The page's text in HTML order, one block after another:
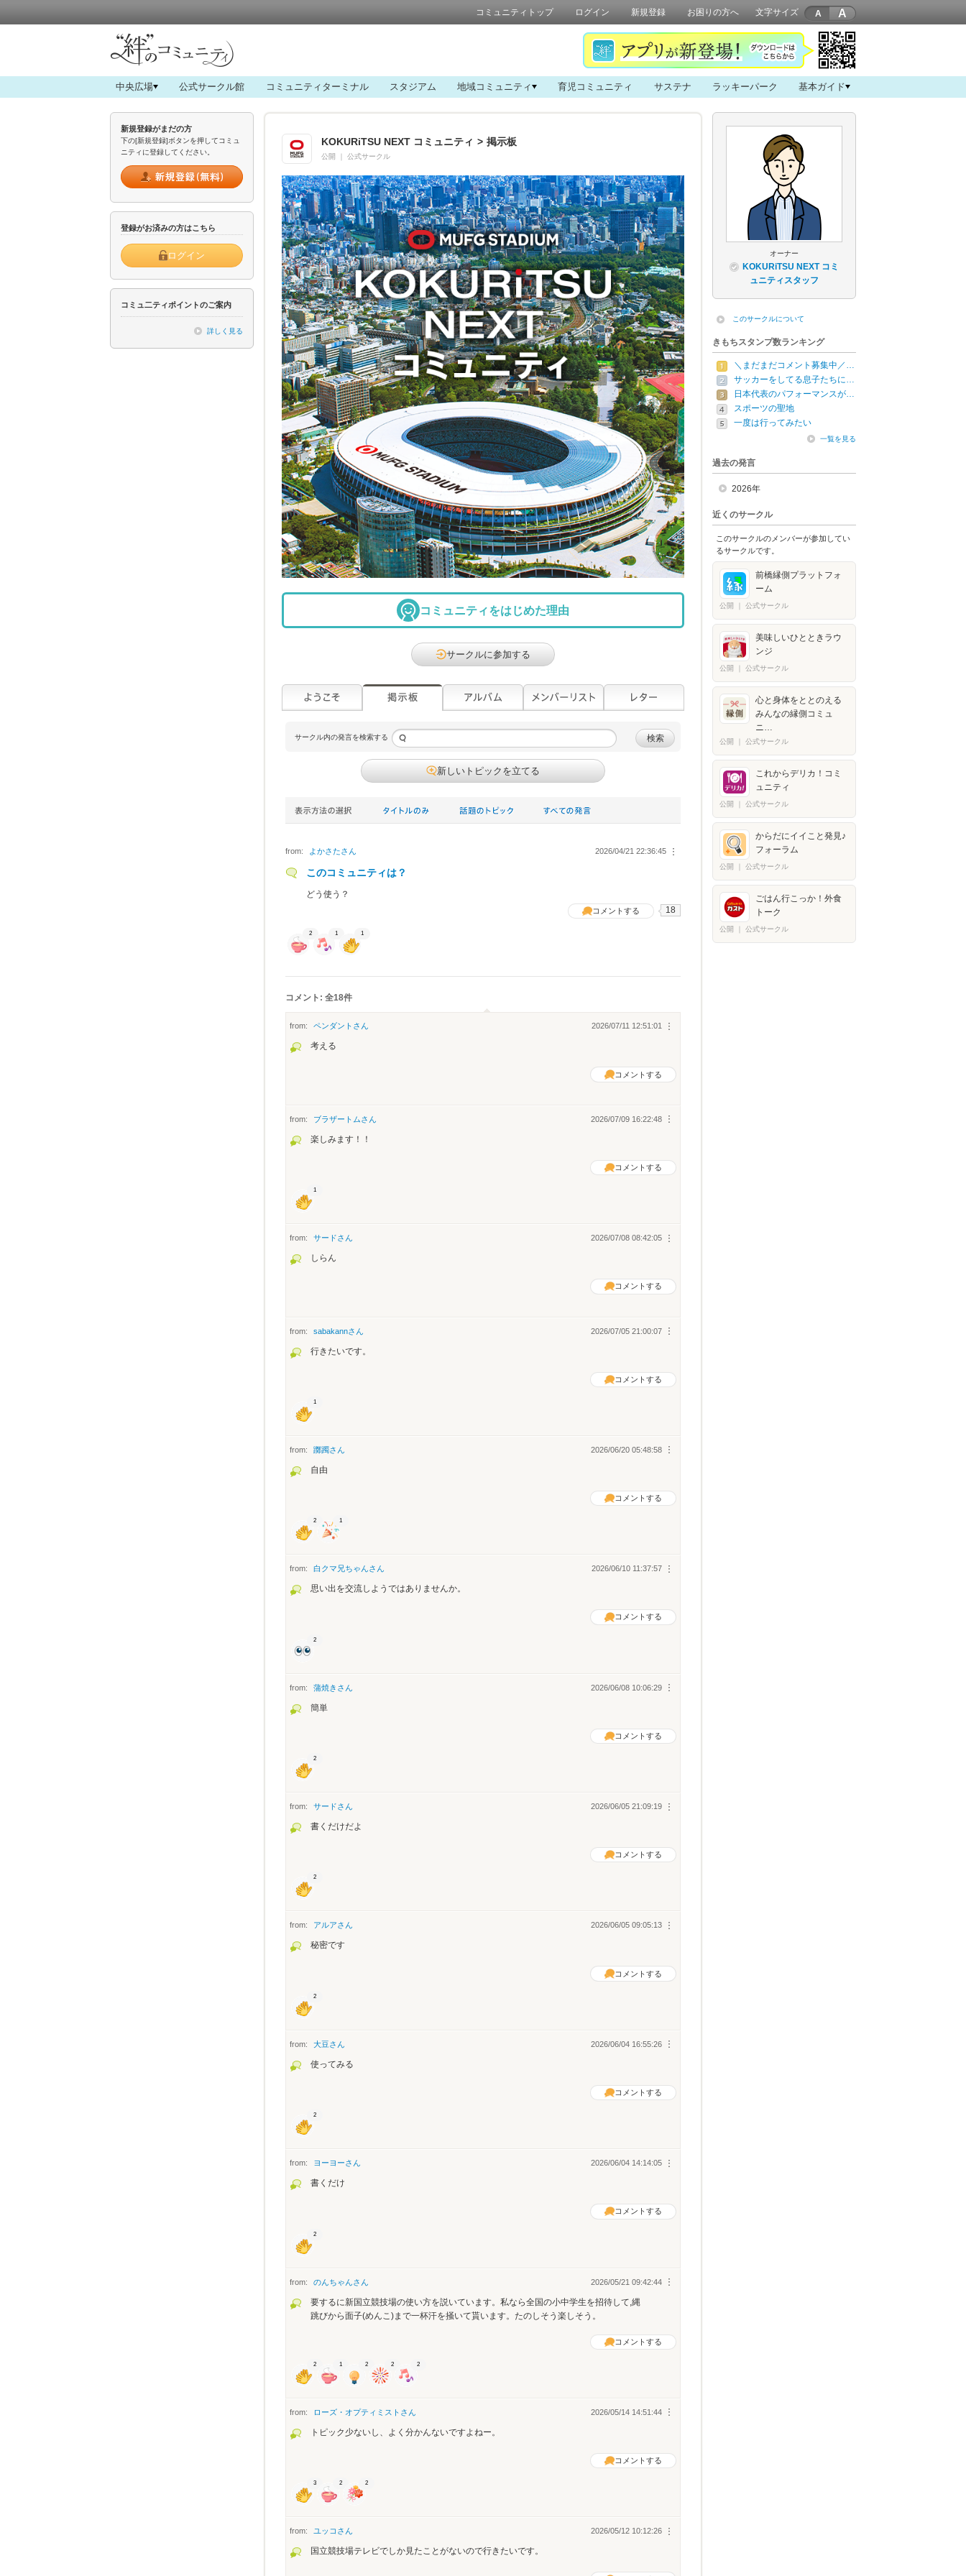
コミュニティトップ ログイン 新規登録 お困りの方へ 文字サイズ A
中央広場 公式サークル館 コミュニティターミナル スタジアム 地域コミュニティ 育児コミュニティ サステナ ラッキーパーク 基本ガイド
新規登録がまだの方
下の[新規登録]ボタンを押してコミュ
ニティに登録してください。
登録がお済みの方はこちら
ログイン
コミュ二ティポイントのご案内
詳しく見る
KOKURiTSU NEXT コミュニティ > 掲示板
公開 公式サークル
コミュニティをはじめた理由
サークルに参加する
サークル内の発言を検索する 検索
新しいトピックを立てる
from: よかさたさん ︙
2026/04/21 22:36:45
このコミュニティは？
どう使う？
コメントする 18
2 1 1
コメント: 全18件
from: ペンダント さん ︙
2026/07/11 12:51:01
考える
コメントする
from: ブラザートムさん ︙
2026/07/09 16:22:48
楽しみます！！
コメントする
1
from: サードさん ︙
2026/07/08 08:42:05
しらん
コメントする
from: sabakannさん ︙
2026/07/05 21:00:07
行きたいです。
コメントする
1
from: 躑躅さん ︙
2026/06/20 05:48:58
自由
コメントする
2 1
from: 白クマ兄ちゃんさん ︙
2026/06/10 11:37:57
思い出を交流しようではありませんか。
コメントする
2
from: 蒲焼き さん ︙
2026/06/08 10:06:29
簡単
コメントする
2
from: サードさん ︙
2026/06/05 21:09:19
書くだけだよ
コメントする
2
from: アルアさん ︙
2026/06/05 09:05:13
秘密です
コメントする
2
from: 大豆さん ︙
2026/06/04 16:55:26
使ってみる
コメントする
2
from: ヨーヨーさん ︙
2026/06/04 14:14:05
書くだけ
コメントする
2
from: のんちゃんさん ︙
2026/05/21 09:42:44
要するに新国立競技場の使い方を説いています。私なら全国の小中学生を招待して,縄
跳びから面子(めんこ)まで一杯汗を掻いて貰います。たのしそう楽しそう。
コメントする
2 1 2 2 2
from: ローズ・オプティミスト さん ︙
2026/05/14 14:51:44
トピック少ないし、よく分かんないですよねー。
コメントする
3 2 2
from: ユッコ さん ︙
2026/05/12 10:12:26
国立競技場テレビでしか見たことがないので行きたいです。
オーナー
KOKURiTSU NEXT コミ
ュニティスタッフ
このサークルについて
きもちスタンプ数ランキング
＼まだまだコメント募集中／…
サッカーをしてる息子たちに…
日本代表のパフォーマンスが…
スポーツの聖地
一度は行ってみたい
一覧を見る
過去の発言
2026年
近くのサークル
このサークルのメンバーが参加してい
るサークルです。
前橋縁側プラットフォ
ーム
公開 公式サークル
美味しいひとときラウ
ンジ
公開 公式サークル
心と身体をととのえる
みんなの縁側コミュ
ニ…
公開 公式サークル
これからデリカ！コミ
ュニティ
公開 公式サークル
からだにイイこと発見♪
フォーラム
公開 公式サークル
ごはん行こっか！外食
トーク
公開 公式サークル